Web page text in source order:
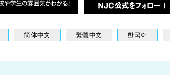
简体中文 繁體中文 한국어